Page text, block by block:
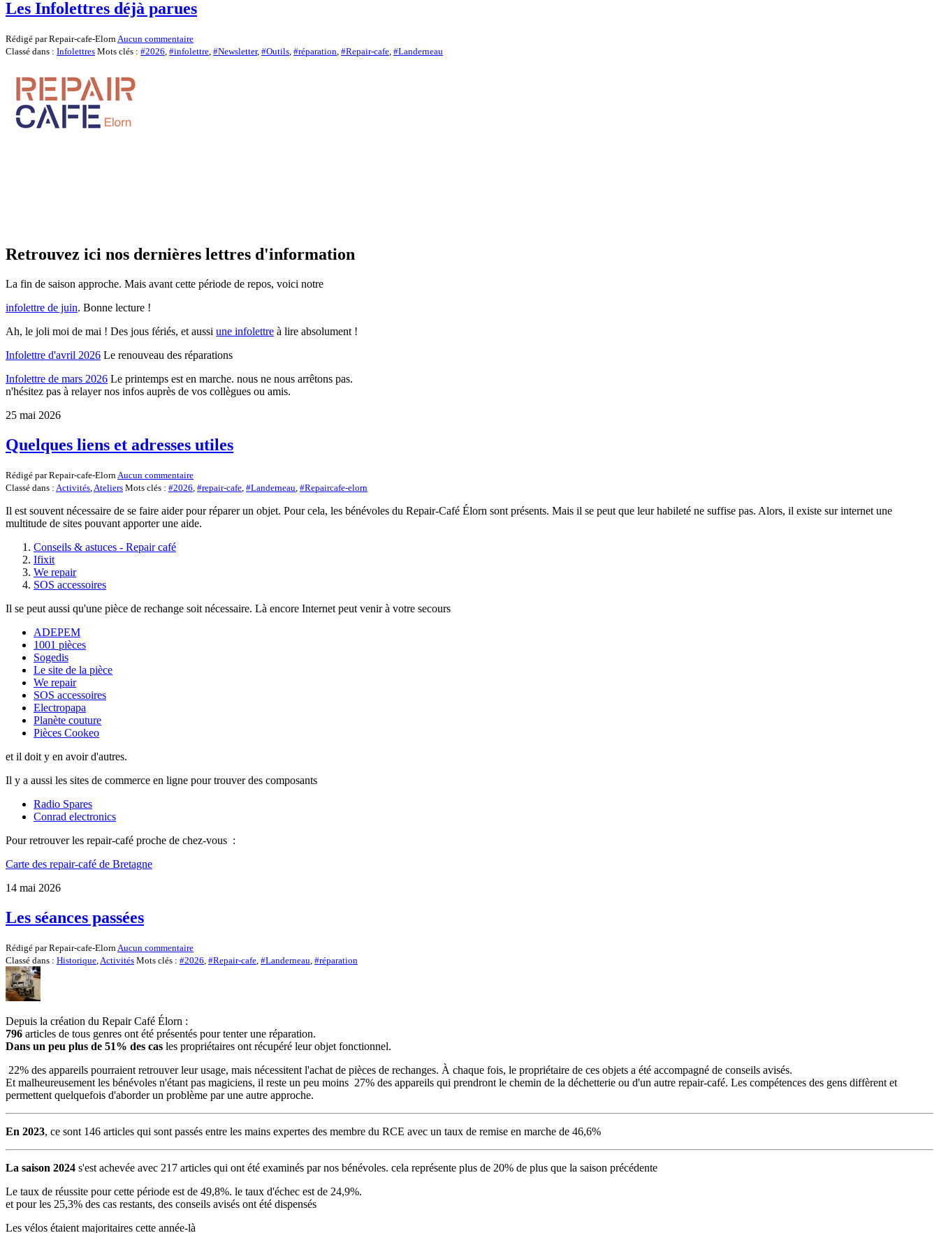
Les Infolettres déjà parues
Rédigé par Repair-cafe-Elorn Aucun commentaire
Classé dans : Infolettres Mots clés : #2026 #infolettre #Newsletter, #Outils #réparation #Repair-cafe #Landerneau
Retrouvez ici nos dernières lettres d'information
La fin de saison approche. Mais avant cette période de repos, voici notre
infolettre de juin. Bonne lecture !
Ah, le joli moi de mai ! Des jous fériés, et aussi une infolettre à lire absolument !
Infolettre d'avril 2026 Le renouveau des réparations
Infolettre de mars 2026 Le printemps est en marche. nous ne nous arrêtons pas.
n'hésitez pas à relayer nos infos auprès de vos collègues ou amis.
25 mai 2026
Quelques liens et adresses utiles
Rédigé par Repair-cafe-ElornAucun commentaire
Classé dans : Activités,Ateliers Mots clés : #2026, #repair-cafe, #Landerneau, #Repaircafe-elorn
Il est souvent nécessaire de se faire aider pour réparer un objet. Pour cela, les bénévoles du Repair-Café Élorn sont présents. Mais il se peut que leur habileté ne suffise pas. Alors, il existe sur internet une
multitude de sites pouvant apporter une aide.
Conseils & astuces - Repair café
Ifixit
We repair
SOS accessoires
Il se peut aussi qu'une pièce de rechange soit nécessaire. Là encore Internet peut venir à votre secours
ADEPEM
1001 pièces
Sogedis
Le site de la pièce
We repair
SOS accessoires
Electropapa
Planète couture
Pièces Cookeo
et il doit y en avoir d'autres.
Il y a aussi les sites de commerce en ligne pour trouver des composants
Radio Spares
Conrad electronics
Pour retrouver les repair-café proche de chez-vous :
Carte des repair-café de Bretagne
14 mai 2026
Les séances passées
Rédigé par Repair-cafe-Elorn Aucun commentaire
Classé dans : Historique Activités Mots clés : #2026 #Repair-cafe #Landerneau #réparation
Depuis la création du Repair Café Élorn :
796 articles de tous genres ont été présentés pour tenter une réparation.
Dans un peu plus de 51% des cas les propriétaires ont récupéré leur objet fonctionnel.
22% des appareils pourraient retrouver leur usage, mais nécessitent l'achat de pièces de rechanges. À chaque fois, le propriétaire de ces objets a été accompagné de conseils avisés.
Et malheureusement les bénévoles n'étant pas magiciens, il reste un peu moins 27% des appareils qui prendront le chemin de la déchetterie ou d'un autre repair-café. Les compétences des gens diffèrent et
permettent quelquefois d'aborder un problème par une autre approche.
En 2023, ce sont 146 articles qui sont passés entre les mains expertes des membre du RCE avec un taux de remise en marche de 46,6%
La saison 2024 s'est achevée avec 217 articles qui ont été examinés par nos bénévoles. cela représente plus de 20% de plus que la saison précédente
Le taux de réussite pour cette période est de 49,8%. le taux d'échec est de 24,9%.
et pour les 25,3% des cas restants, des conseils avisés ont été dispensés
Les vélos étaient majoritaires cette année-là